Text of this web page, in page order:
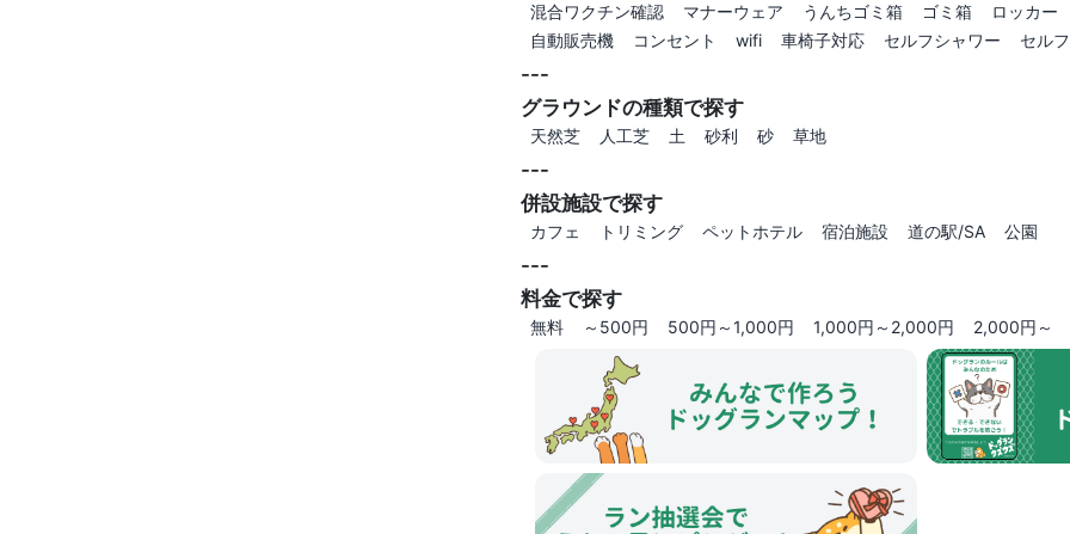
混合ワクチン確認
マナーウェア うんちゴミ箱 ゴミ箱
ロッカー
自動販売機
コンセント wifi 車椅子対応 セルフシャワー セル
---
グラウンドの種類で探す
天然芝 人工芝 土 砂利 砂 草地
---
併設施設で探す
カフェ トリミング ペットホテル 宿泊施設 道の駅/SA 公園
---
料金で探す
無料 ～500円 500円～1,000円 1,000円～2,000円 2,000円～